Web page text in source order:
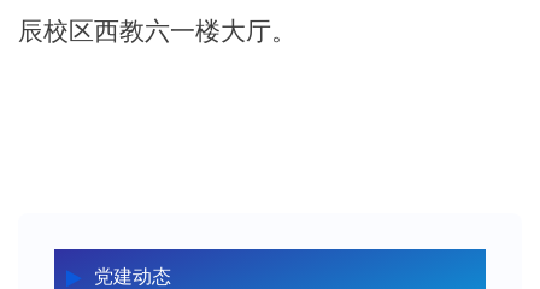
党建动态
辰校区西教六一楼大厅。